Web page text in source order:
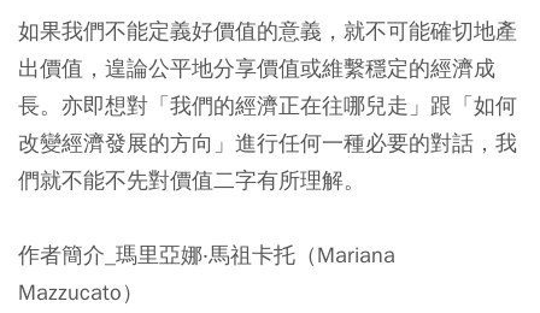
如果我們不能定義好價值的意義，就不可能確切地產
出價值，遑論公平地分享價值或維繫穩定的經濟成
長。亦即想對「我們的經濟正在往哪兒走」跟「如何
改變經濟發展的方向」進行任何一種必要的對話，我
們就不能不先對價值二字有所理解。
作者簡介_瑪里亞娜‧馬祖卡托（Mariana
Mazzucato）